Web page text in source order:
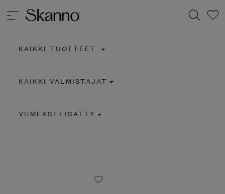
KAIKKI TUOTTEET
KAIKKI VALMISTAJAT
VIIMEKSI LISÄTTY